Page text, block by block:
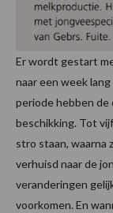
Er wordt gestart
naar een week
periode hebben
beschikking. Tot
stro staan, waarna
verhuisd naar de
veranderingen
voorkomen. En